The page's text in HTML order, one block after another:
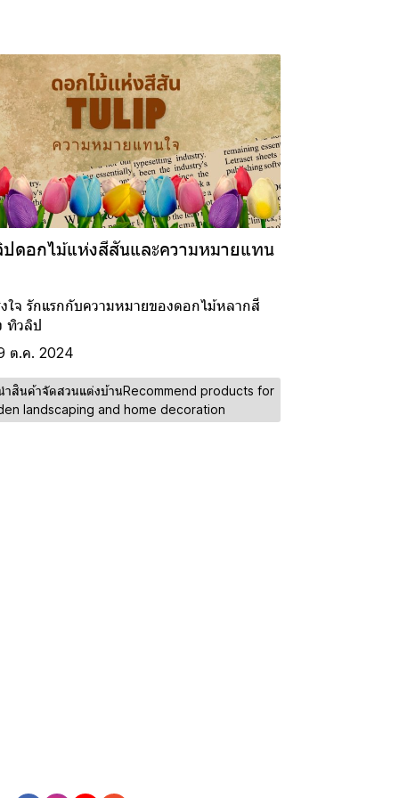
ดอกไม้แห่งสีสันและความหมายแทน
งใจ รักแรกกับความหมายของดอกไม้หลากสี
ทิวลิป
ต.ค. 2024
ำสินค้าจัดสวนแต่งบ้านRecommend products for
landscaping and home decoration